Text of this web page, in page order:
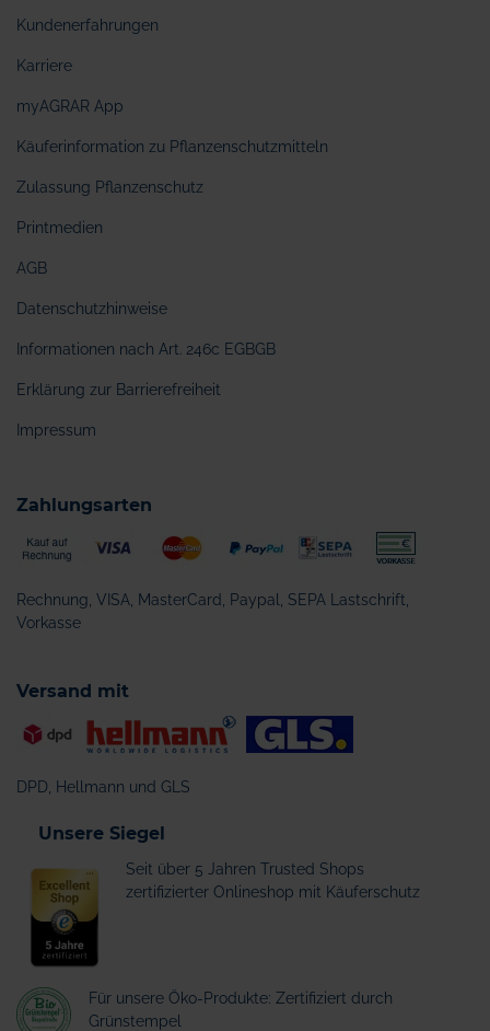
Kundenerfahrungen
Karriere
myAGRAR App
Käuferinformation zu Pflanzenschutzmitteln
Zulassung Pflanzenschutz
Printmedien
AGB
Datenschutzhinweise
Informationen nach Art. 246c EGBGB
Erklärung zur Barrierefreiheit
Impressum
Zahlungsarten
Rechnung, VISA, MasterCard, Paypal, SEPA Lastschrift,
Vorkasse
Versand mit
DPD, Hellmann und GLS
Unsere Siegel
Seit über 5 Jahren Trusted Shops
zertifizierter Onlineshop mit Käuferschutz
Für unsere Öko-Produkte: Zertifiziert durch
Grünstempel